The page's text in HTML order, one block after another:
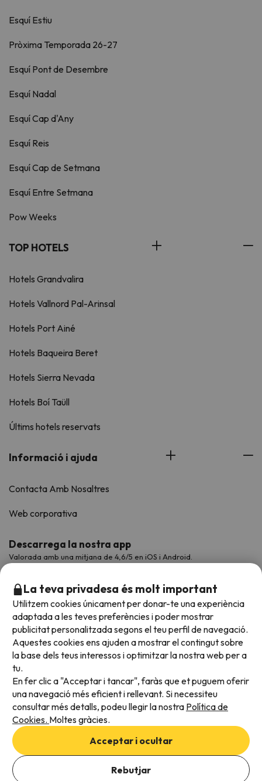
Esquí Estiu
Pròxima Temporada 26-27
Esquí Pont de Desembre
Esquí Nadal
Esquí Cap d'Any
Esquí Reis
Esquí Cap de Setmana
Esquí Entre Setmana
Pow Weeks
TOP HOTELS
Hotels Grandvalira
Hotels Vallnord Pal-Arinsal
Hotels Port Ainé
Hotels Baqueira Beret
Hotels Sierra Nevada
Hotels Boí Taüll
Últims hotels reservats
Informació i ajuda
Contacta Amb Nosaltres
Web corporativa
Descarrega la nostra app
Valorada amb una mitjana de 4,6/5 en iOS i Android.
Acceptem
Condicions generals
Privadesa de dades
Política de cookies
La teva privadesa és molt important
Utilitzem cookies únicament per donar-te una experiència
adaptada a les teves preferències i poder mostrar
publicitat personalitzada segons el teu perfil de navegació.
Aquestes cookies ens ajuden a mostrar el contingut sobre
la base dels teus interessos i optimitzar la nostra web per a
tu.
En fer clic a "Acceptar i tancar", faràs que et puguem oferir
una navegació més eficient i rellevant. Si necessiteu
consultar més detalls, podeu llegir la nostra Política de
Cookies. Moltes gràcies.
Acceptar i ocultar
Rebutjar